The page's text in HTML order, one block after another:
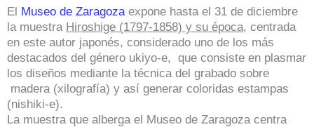
El Museo de Zaragoza expone hasta el 31 de diciembre
la muestra Hiroshige (1797-1858) y su época, centrada
en este autor japonés, considerado uno de los más
destacados del género ukiyo-e, que consiste en plasmar
los diseños mediante la técnica del grabado sobre
madera (xilografía) y así generar coloridas estampas
(nishiki-e).
La muestra que alberga el Museo de Zaragoza centra